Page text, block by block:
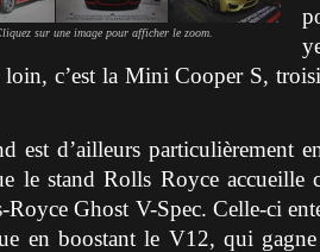
sur une image pour afficher le zoom.
c’est la Mini Cooper S,
est d’ailleurs particulièrement
le stand Rolls Royce accueille
Ghost V-Spec. Celle-ci
en boostant le V12, qui